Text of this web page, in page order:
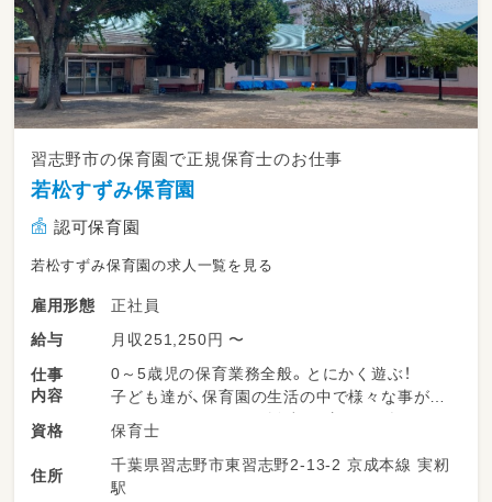
習志野市の保育園で正規保育士のお仕事
若松すずみ保育園
認可保育園
若松すずみ保育園の求人一覧を見る
雇用形態
正社員
給与
月収251,250円 〜
仕事
内容
0～5歳児の保育業務全般。とにかく遊ぶ！
子ども達が、保育園の生活の中で様々な事が身
につけられるように、援助、見守りや、楽しく一
日が過ごせる様、保育、行事の計画して頂きま
す。また、子どもを介して保護者ともコミュニ
ケーションを取っていただき家庭と保育園で手
資格 保育士
住所
千葉県習志野市東習志野2-13-2 京成本線 実籾
駅